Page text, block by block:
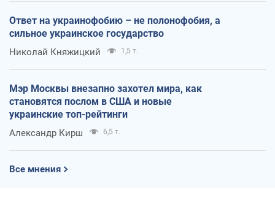
Ответ на украинофобию – не полонофобия, а
сильное украинское государство
Николай Княжицкий 1,5 т.
Мэр Москвы внезапно захотел мира, как
становятся послом в США и новые
украинские топ-рейтинги
Александр Кирш 6,5 т.
Все мнения